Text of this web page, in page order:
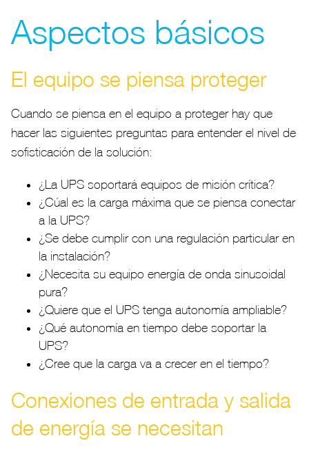
Aspectos básicos
El equipo se piensa proteger
Cuando se piensa en el equipo a proteger hay que
hacer las siguientes preguntas para entender el nivel de
sofisticación de la solución:
¿La UPS soportará equipos de misión crítica?
¿Cúal es la carga máxima que se piensa conectar
a la UPS?
¿Se debe cumplir con una regulación particular en
la instalación?
¿Necesita su equipo energía de onda sinusoidal
pura?
¿Quiere que el UPS tenga autonomía ampliable?
¿Qué autonomía en tiempo debe soportar la
UPS?
¿Cree que la carga va a crecer en el tiempo?
Conexiones de entrada y salida
de energía se necesitan